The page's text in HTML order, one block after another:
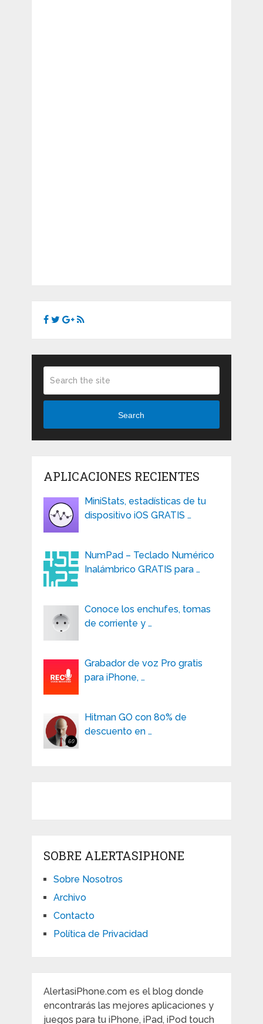
Search
APLICACIONES RECIENTES
MiniStats, estadísticas de tu
dispositivo iOS GRATIS …
NumPad – Teclado Numérico
Inalámbrico GRATIS para …
Conoce los enchufes, tomas
de corriente y …
Grabador de voz Pro gratis
para iPhone, …
Hitman GO con 80% de
descuento en …
SOBRE ALERTASIPHONE
Sobre Nosotros
Archivo
Contacto
Política de Privacidad
AlertasiPhone.com es el blog donde
encontrarás las mejores aplicaciones y
juegos para tu iPhone, iPad, iPod touch